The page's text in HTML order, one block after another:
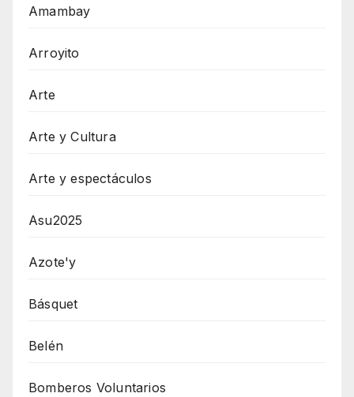
Amambay
Arroyito
Arte
Arte y Cultura
Arte y espectáculos
Asu2025
Azote'y
Básquet
Belén
Bomberos Voluntarios